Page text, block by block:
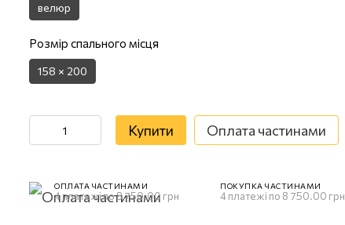
велюр
Розмір спального місця
158 × 200
Купити Оплата частинами
ОПЛАТА ЧАСТИНАМИ
4 платежі по 8 750.00 грн
ПОКУПКА ЧАСТИНАМИ
4 платежі по 8 750.00 грн